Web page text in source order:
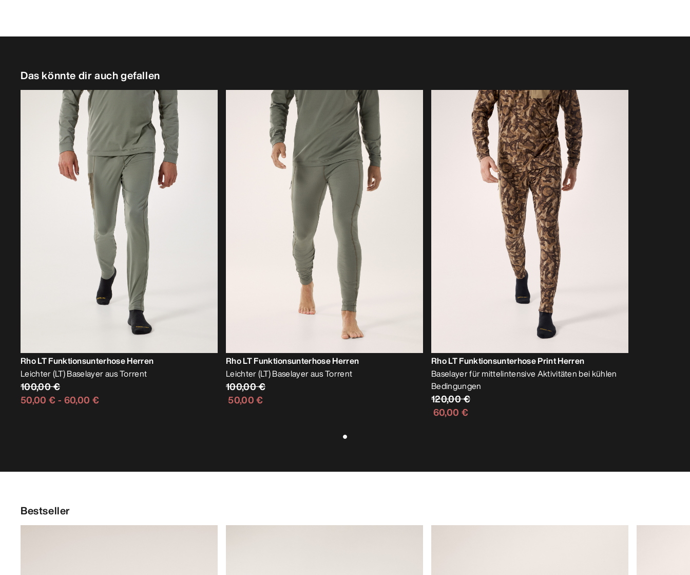
Das könnte dir auch gefallen
Rho LT Funktionsunterhose Herren
Leichter (LT) Baselayer aus Torrent
100,00 €
50,00 €- 60,00 €
Rho LT Funktionsunterhose Herren
Leichter (LT) Baselayer aus Torrent
100,00 €
50,00 €
Rho LT Funktionsunterhose Print Herren
Baselayer für mittelintensive Aktivitäten bei kühlen
Bedingungen
120,00 €
60,00 €
Bestseller